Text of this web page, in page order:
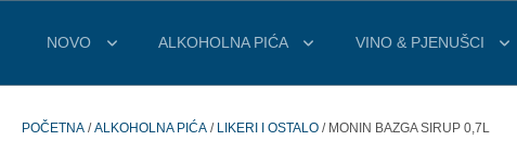
NOVO ALKOHOLNA PIĆA VINO & PJENUŠCI
POČETNA /ALKOHOLNA PIĆA / LIKERI I OSTALO / MONIN BAZGA SIRUP 0,7L